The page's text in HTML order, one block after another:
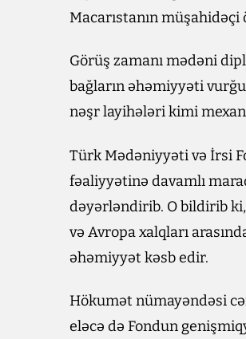
Macarıstanın
Görüş zamanı mədəni
bağların əhəmiyyəti
nəşr layihələri kimi
Türk Mədəniyyəti və İrsi
fəaliyyətinə davamlı
dəyərləndirib. O bildirib
və Avropa xalqları
əhəmiyyət kəsb edir.
Hökumət nümayəndəsi
eləcə də Fondun